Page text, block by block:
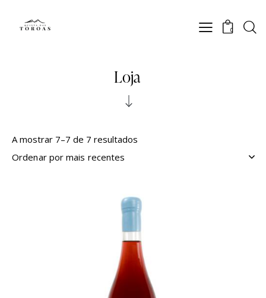
0
Loja
A mostrar 7–7 de 7 resultados